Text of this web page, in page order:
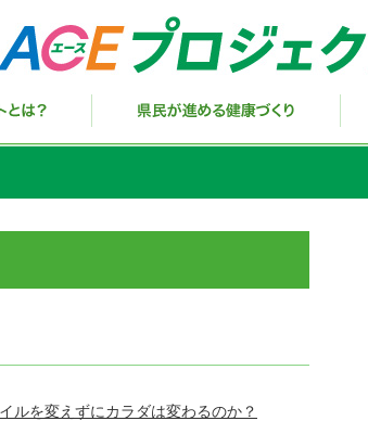
ルを変えずにカラダは変わるのか？